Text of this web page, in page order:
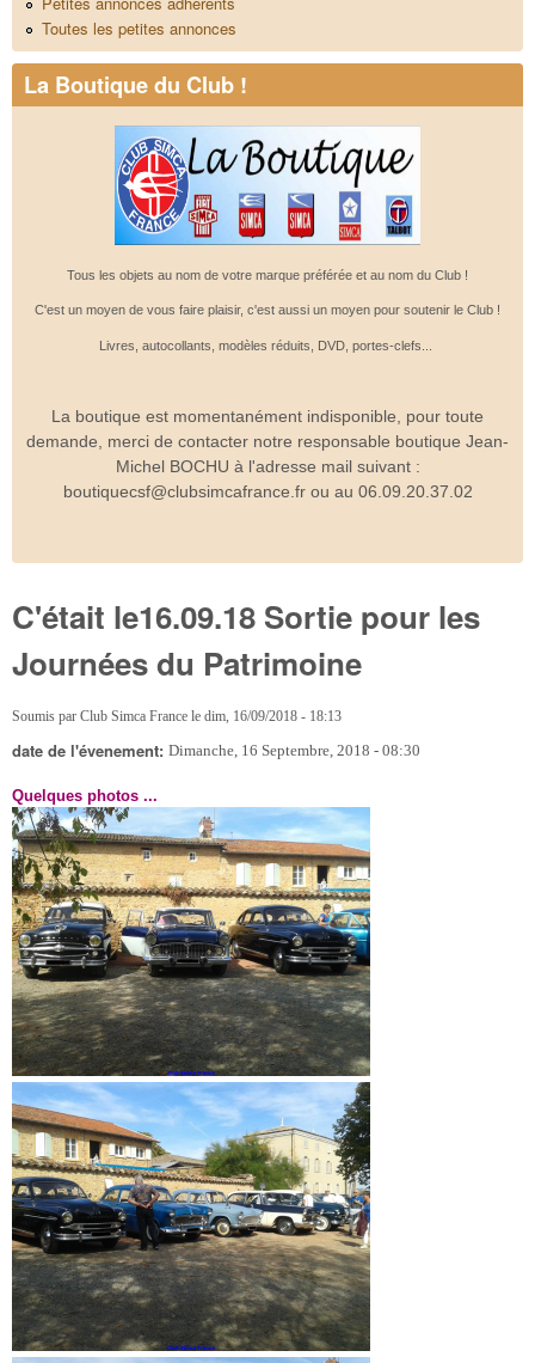
Toutes les petites annonces
La Boutique du Club !
Tous les objets au nom de votre marque préférée et au nom du Club !
C'est un moyen de vous faire plaisir, c'est aussi un moyen pour soutenir le Club !
Livres, autocollants, modèles réduits, DVD, portes-clefs...
La boutique est momentanément indisponible, pour toute
demande, merci de contacter notre responsable boutique Jean-
Michel BOCHU à l'adresse mail suivant :
boutiquecsf@clubsimcafrance.fr ou au 06.09.20.37.02
C'était le16.09.18 Sortie pour les
Journées du Patrimoine
Soumis par Club Simca France le dim, 16/09/2018 - 18:13
date de l'évenement: Dimanche, 16 Septembre, 2018 - 08:30
Quelques photos ...